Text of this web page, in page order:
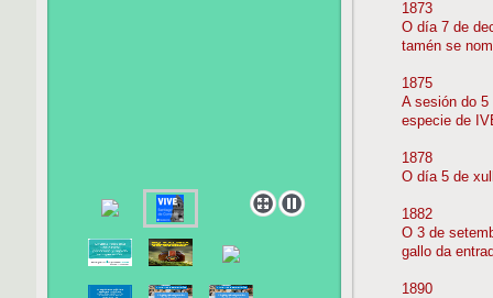
1873
O día 7 de
tamén se
1875
A sesión do
especie de
1878
O día 5 de
1882
O 3 de
gallo da
1890